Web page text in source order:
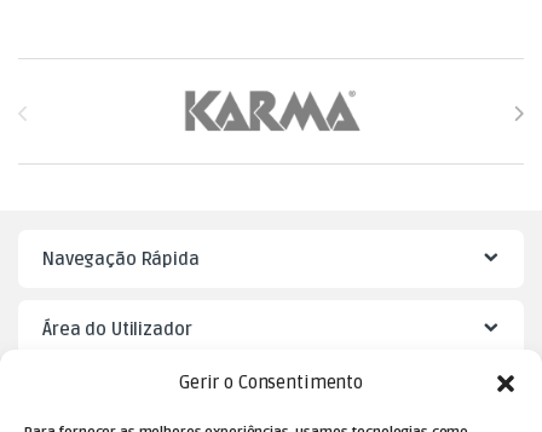
Gerir o Consentimento
Brands Carousel
Navegação Rápida
Área do Utilizador